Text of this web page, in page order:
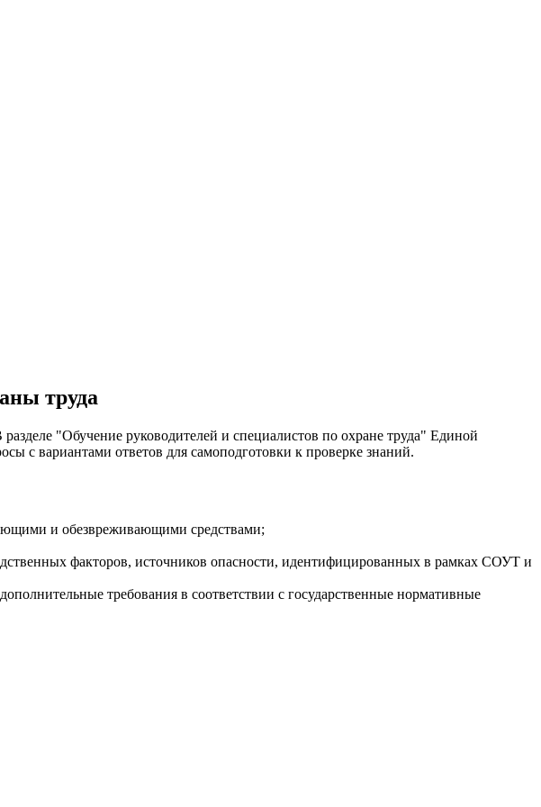
труда
"Обучение руководителей и специалистов по охране труда" Единой
с вариантами ответов для самоподготовки к проверке знаний.
и обезвреживающими средствами;
факторов, источников опасности, идентифицированных в рамках СОУТ и
требования в соответствии с государственные нормативные